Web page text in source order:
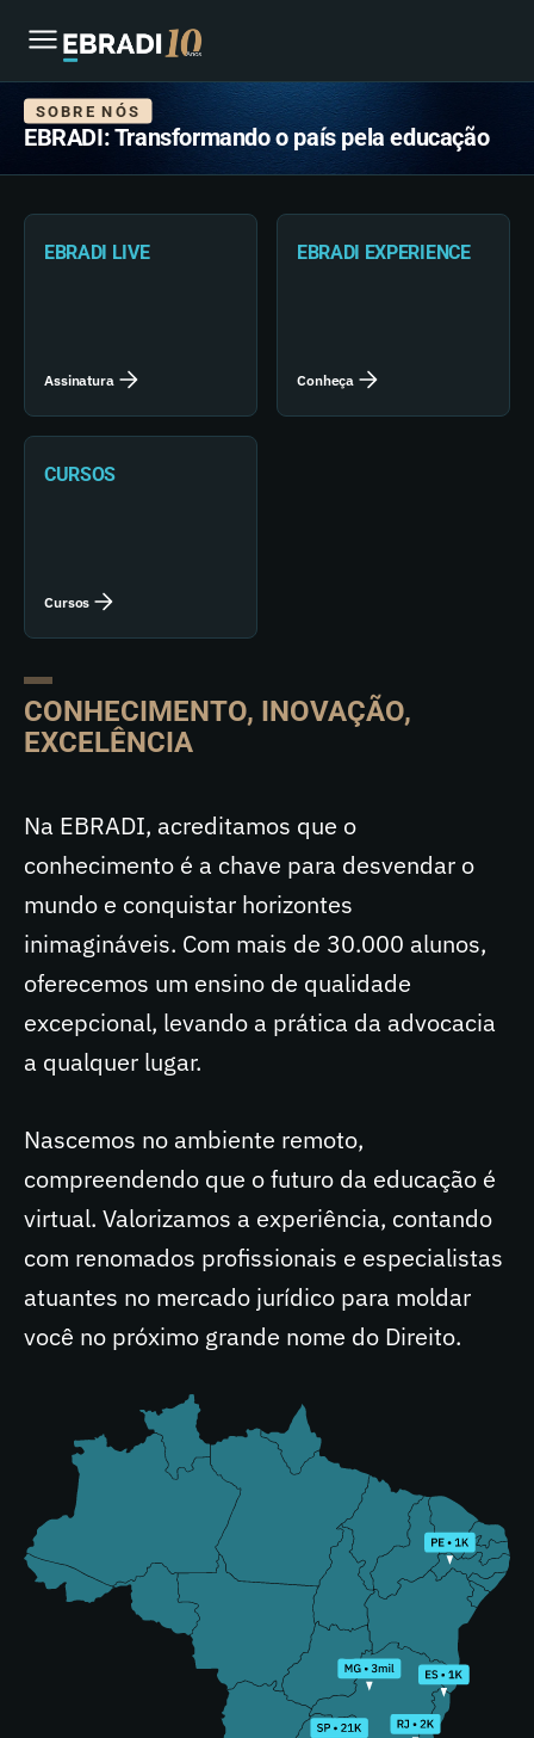
SOBRE NÓS
EBRADI: Transformando o país pela educação
EBRADI LIVE
Assinatura
EBRADI EXPERIENCE
Conheça
CURSOS
Cursos
CONHECIMENTO, INOVAÇÃO,
EXCELÊNCIA
Na EBRADI, acreditamos que o
conhecimento é a chave para desvendar o
mundo e conquistar horizontes
inimagináveis. Com mais de 30.000 alunos,
oferecemos um ensino de qualidade
excepcional, levando a prática da advocacia
a qualquer lugar.
Nascemos no ambiente remoto,
compreendendo que o futuro da educação é
virtual. Valorizamos a experiência, contando
com renomados profissionais e especialistas
atuantes no mercado jurídico para moldar
você no próximo grande nome do Direito.